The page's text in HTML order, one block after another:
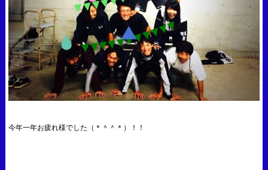
今年一年お疲れ様でした（＊＾＾＊）！！